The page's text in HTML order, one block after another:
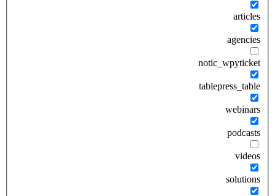
articles
agencies
notic_wpyticket
tablepress_table
webinars
podcasts
videos
solutions